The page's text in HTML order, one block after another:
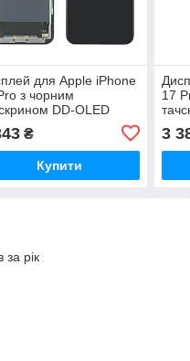
для Apple iPhone
з чорним
DD-OLED
₴
Купити
17
3
за рік